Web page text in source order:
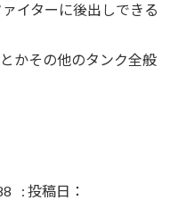
イターに後出しできる
かその他のタンク全般
: 投稿日：